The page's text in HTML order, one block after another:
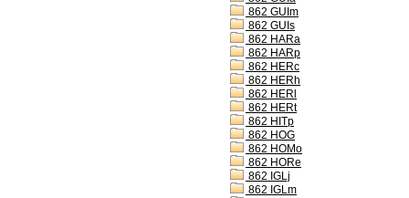
862 GUIm
862 GUIs
862 HARa
862 HARp
862 HERc
862 HERh
862 HERl
862 HERt
862 HITp
862 HOG
862 HOMo
862 HORe
862 IGLj
862 IGLm